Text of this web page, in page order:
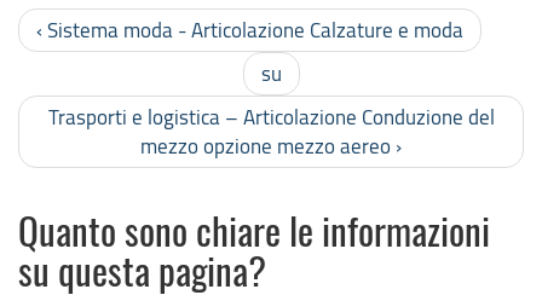
‹ Sistema moda - Articolazione Calzature e moda
su
Trasporti e logistica – Articolazione Conduzione del
mezzo opzione mezzo aereo ›
Quanto sono chiare le informazioni
su questa pagina?